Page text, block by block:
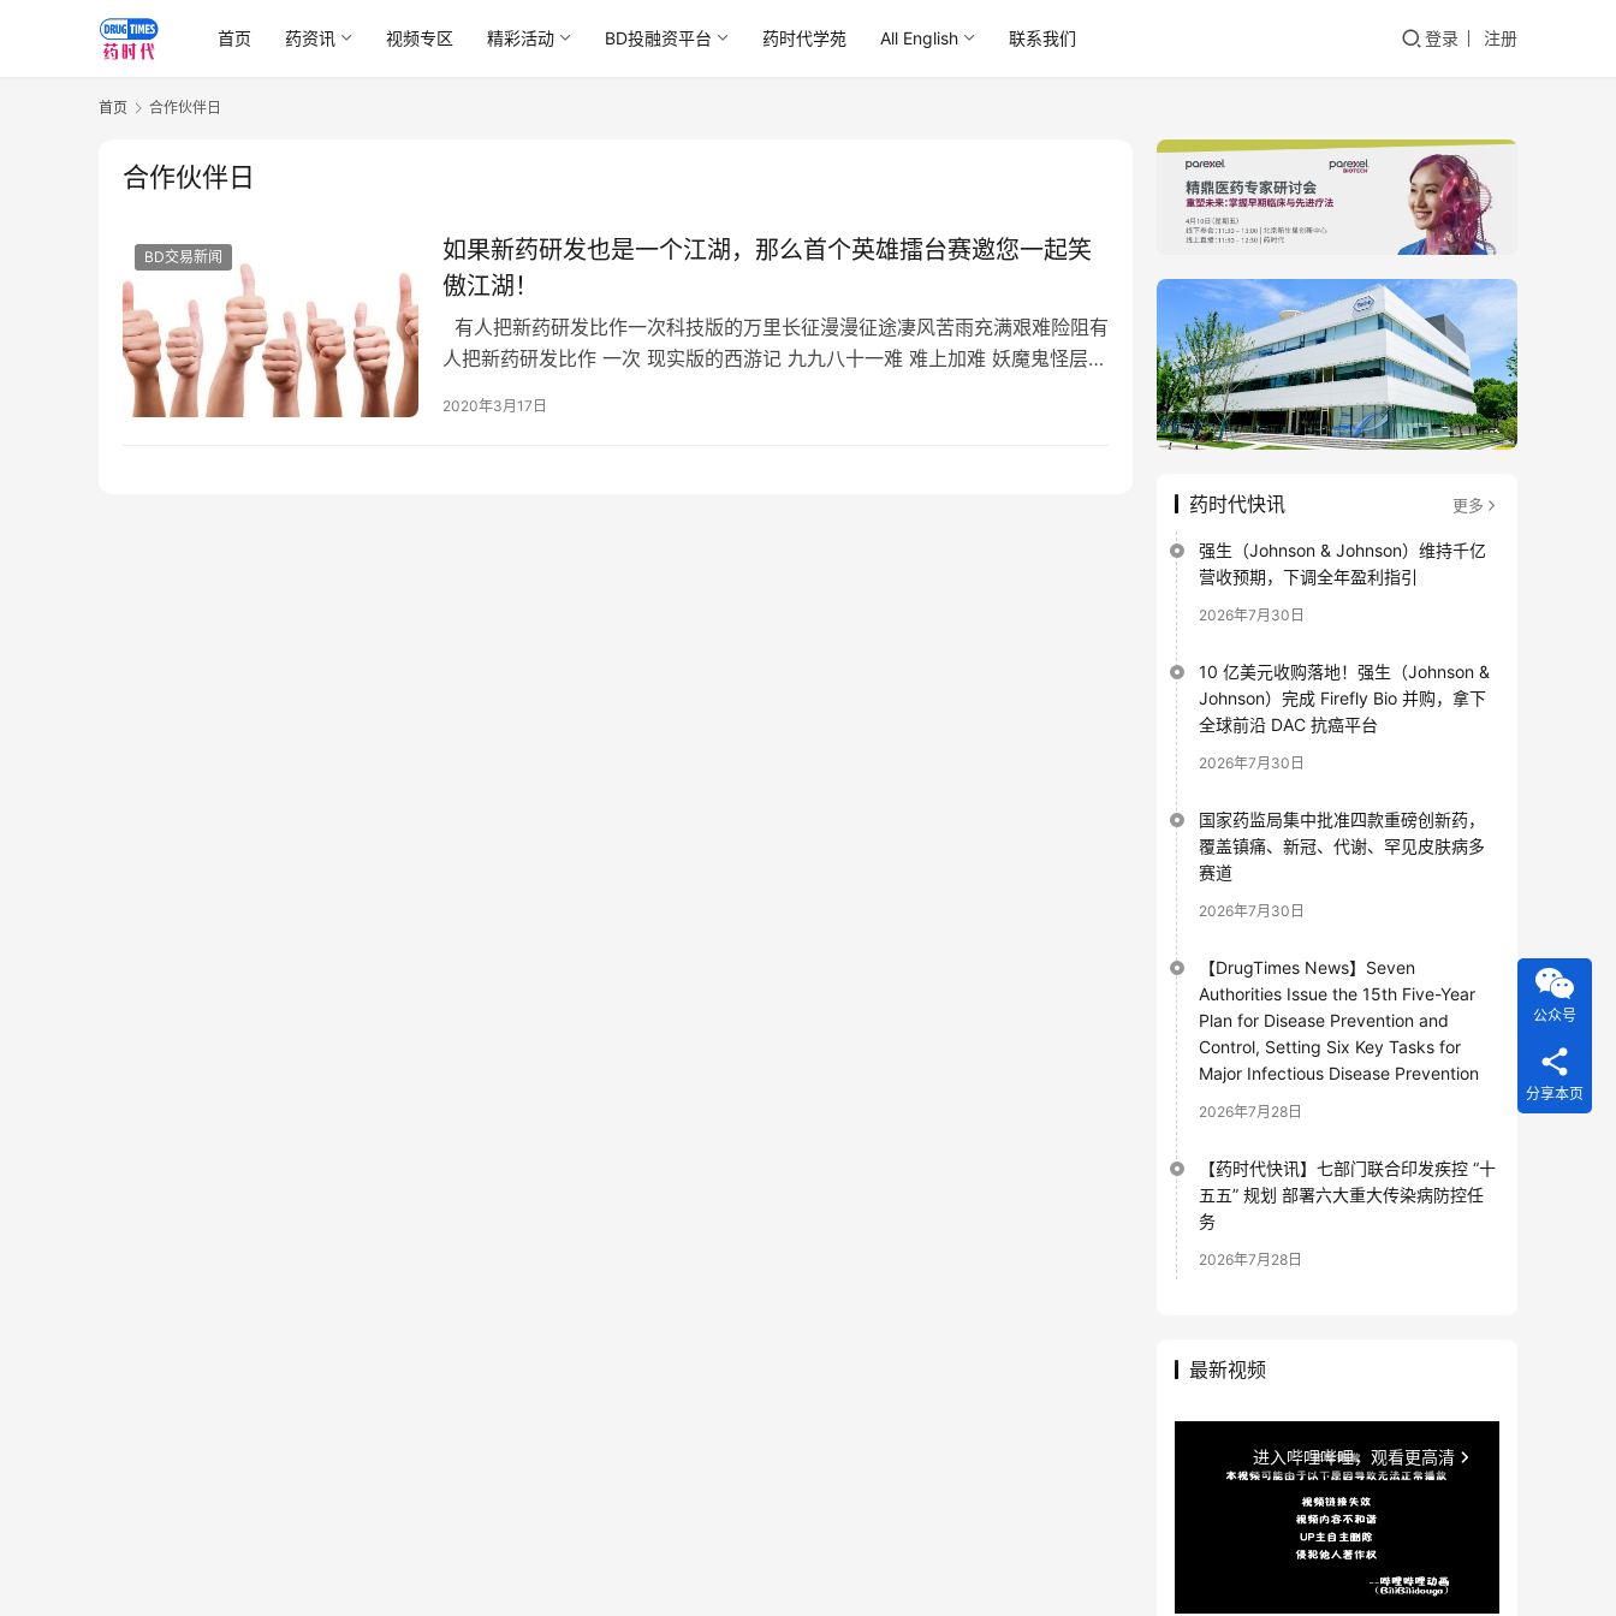
首页 药资讯 视频专区 精彩活动 BD投融资平台 药时代学苑 All English 联系我们 登录 注册
首页 合作伙伴日
合作伙伴日
BD交易新闻
如果新药研发也是一个江湖，那么首个英雄擂台赛邀您一起笑
傲江湖！
有人把新药研发比作一次科技版的万里长征漫漫征途凄风苦雨充满艰难险阻有
人把新药研发比作 一次 现实版的西游记 九九八十一难 难上加难 妖魔鬼怪层出
2020年3月17日
药时代快讯 更多
强生（Johnson & Johnson）维持千亿
营收预期，下调全年盈利指引
2026年7月30日
10 亿美元收购落地！强生（Johnson &
Johnson）完成 Firefly Bio 并购，拿下
全球前沿 DAC 抗癌平台
2026年7月30日
国家药监局集中批准四款重磅创新药，
覆盖镇痛、新冠、代谢、罕见皮肤病多
赛道
2026年7月30日
【DrugTimes News】Seven
Authorities Issue the 15th Five-Year
Plan for Disease Prevention and
Control, Setting Six Key Tasks for
Major Infectious Disease Prevention
2026年7月28日
【药时代快讯】七部门联合印发疾控 “十
五五” 规划 部署六大重大传染病防控任
务
2026年7月28日
最新视频
公众号
分享本页